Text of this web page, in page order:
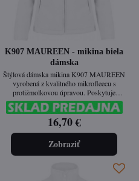
K907 MAUREEN - mikina biela
dámska
Štýlová dámska mikina K907 MAUREEN
vyrobená z kvalitného mikrofleecu s
protižmolkovou úpravou. Poskytuje
príjemné teplo, je ľahká a ideálna na nosenie
počas chladných dní. Vypasovaný strih
zabezpečuje elegantný a moderný vzhľad.
16,70 €
Zobraziť